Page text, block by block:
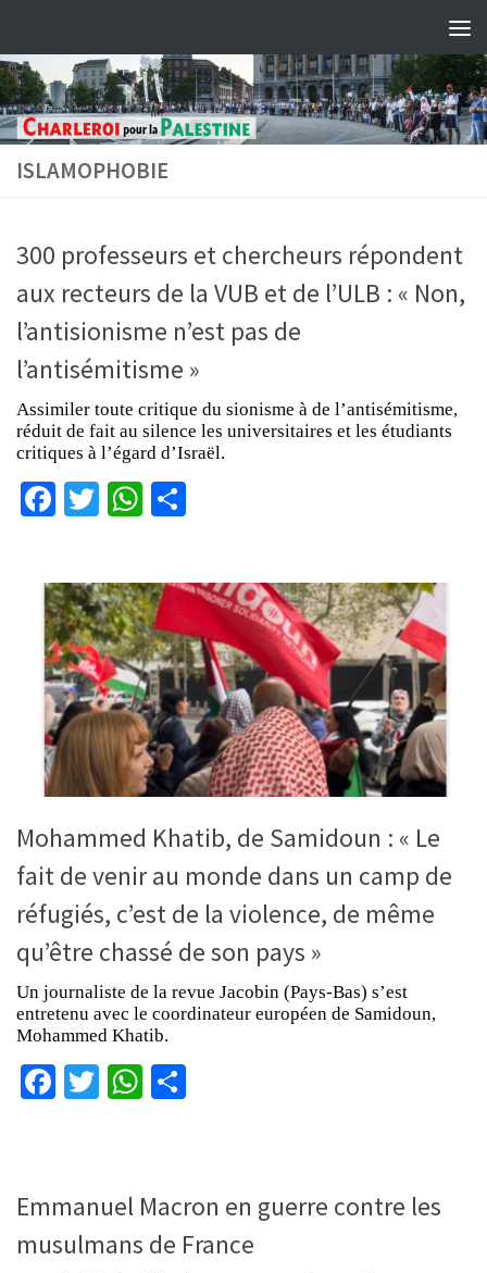
ISLAMOPHOBIE
300 professeurs et chercheurs répondent
aux recteurs de la VUB et de l’ULB : « Non,
l’antisionisme n’est pas de
l’antisémitisme »
Assimiler toute critique du sionisme à de l’antisémitisme,
réduit de fait au silence les universitaires et les étudiants
critiques à l’égard d’Israël.
Facebook
TwitterWhatsApp
Mohammed Khatib, de Samidoun : « Le
fait de venir au monde dans un camp de
réfugiés, c’est de la violence, de même
qu’être chassé de son pays »
Un journaliste de la revue Jacobin (Pays-Bas) s’est
entretenu avec le coordinateur européen de Samidoun,
Mohammed Khatib.
Facebook
TwitterWhatsApp
Emmanuel Macron en guerre contre les
musulmans de France